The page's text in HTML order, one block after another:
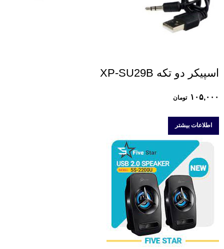
اسپیکر دو تکه XP-SU29B
۱۰۵,۰۰۰ تومان
اطلاعات بیشتر